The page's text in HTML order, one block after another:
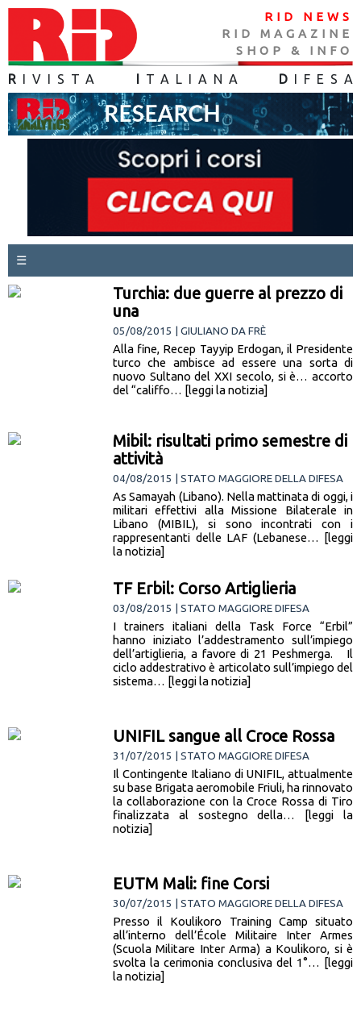
RID NEWS
RID MAGAZINE
SHOP & INFO
R IVISTA TALIANA D IFES A
☰
Turchia: due guerre al prezzo di
una
05/08/2015 | GIULIANO DA FRÈ
Alla fine, Recep Tayyip Erdogan, il Presidente
turco che ambisce ad essere una sorta di
nuovo Sultano del XXI secolo, si è… accorto
del “califfo… [leggi la notizia]
Mibil: risultati primo semestre di
attività
04/08/2015 | STATO MAGGIORE DELLA DIFESA
As Samayah (Libano). Nella mattinata di oggi, i
militari effettivi alla Missione Bilaterale in
Libano (MIBIL), si sono incontrati con i
rappresentanti delle LAF (Lebanese… [leggi
la notizia]
TF Erbil: Corso Artiglieria
03/08/2015 | STATO MAGGIORE DIFESA
I trainers italiani della Task Force “Erbil”
hanno iniziato l’addestramento sull’impiego
dell’artiglieria, a favore di 21 Peshmerga. Il
ciclo addestrativo è articolato sull’impiego del
sistema… [leggi la notizia]
UNIFIL sangue all Croce Rossa
31/07/2015 | STATO MAGGIORE DIFESA
Il Contingente Italiano di UNIFIL, attualmente
su base Brigata aeromobile Friuli, ha rinnovato
la collaborazione con la Croce Rossa di Tiro
finalizzata al sostegno della… [leggi la
notizia]
EUTM Mali: fine Corsi
30/07/2015 | STATO MAGGIORE DELLA DIFESA
Presso il Koulikoro Training Camp situato
all’interno dell’École Militaire Inter Armes
(Scuola Militare Inter Arma) a Koulikoro, si è
svolta la cerimonia conclusiva del 1°… [leggi
la notizia]